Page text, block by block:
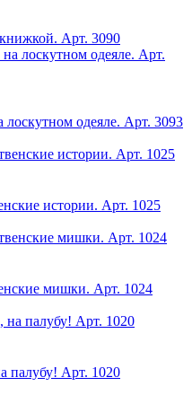
Арт. 3090
одеяле. Арт. 3093
истории. Арт. 1025
мишки. Арт. 1024
Арт. 1020